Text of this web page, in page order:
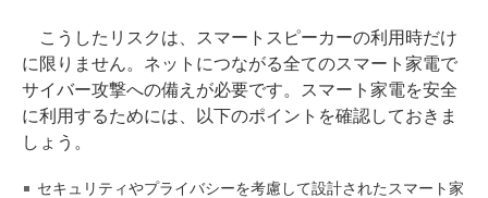
こうしたリスクは、スマートスピーカーの利用時だけ
に限りません。ネットにつながる全てのスマート家電で
サイバー攻撃への備えが必要です。スマート家電を安全
に利用するためには、以下のポイントを確認しておきま
しょう。
セキュリティやプライバシーを考慮して設計されたスマート家